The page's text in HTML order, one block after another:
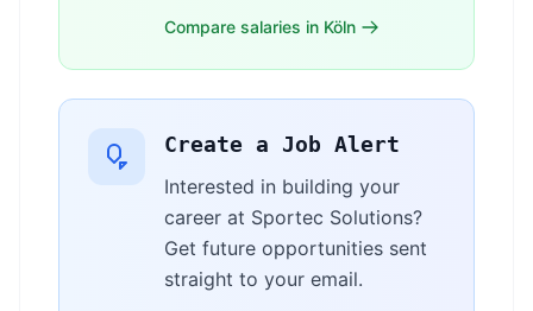
Compare salaries in Köln
Create a Job Alert
Interested in building your
career at Sportec Solutions?
Get future opportunities sent
straight to your email.